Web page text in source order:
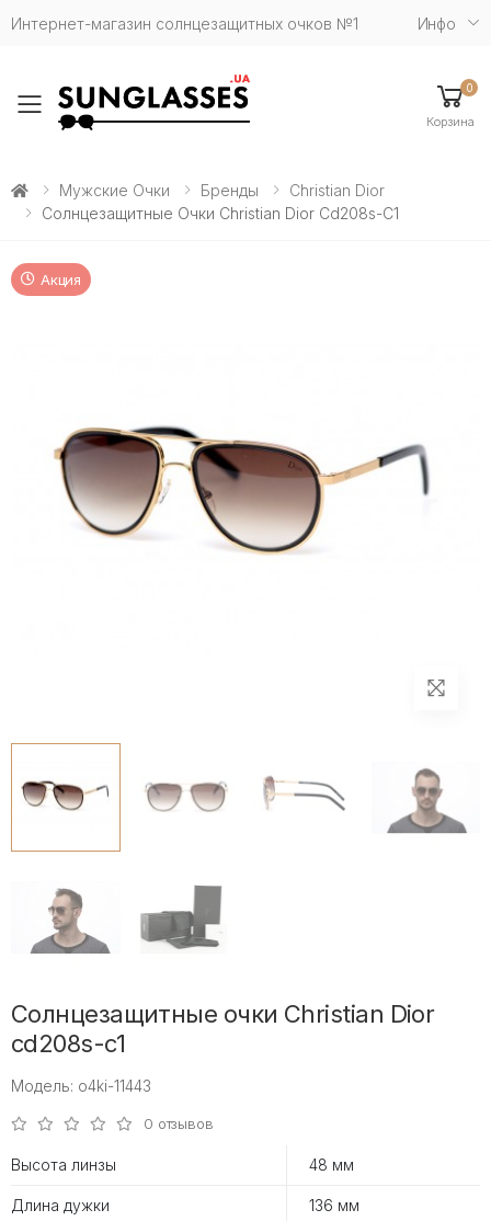
Интернет-магазин солнцезащитных очков №1 Инфо
Toggle mobile menu
0
Корзина
Мужские Очки Бренды
Christian Dior
Солнцезащитные Очки Christian Dior Cd208s-C1
Акция
Солнцезащитные очки Christian Dior
cd208s-c1
Модель: o4ki-11443
0 отзывов
Высота линзы 48 мм
Длина дужки 136 мм